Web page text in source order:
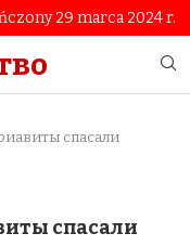
29 marca 2024 r.
спасали
спасали